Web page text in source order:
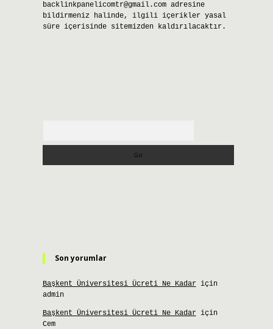
backlinkpanelicomtr@gmail.comadresine
bildirmeniz halinde, ilgili içerikler yasal
süre içerisinde sitemizden kaldırılacaktır.
Son yorumlar
Başkent Üniversitesi Ücreti Ne Kadariçin
admin
Başkent Üniversitesi Ücreti Ne Kadariçin
Cem